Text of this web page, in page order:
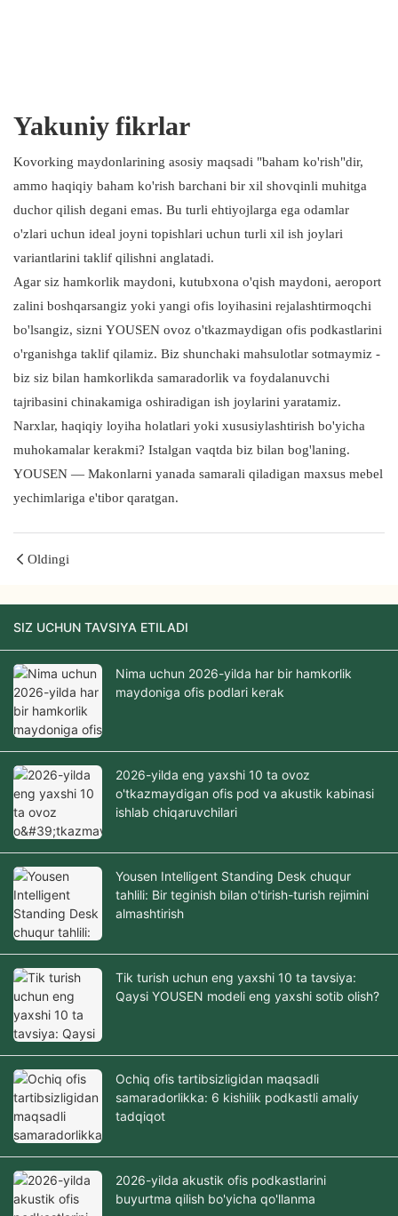
Yakuniy fikrlar
Kovorking maydonlarining asosiy maqsadi "baham ko'rish"dir,
ammo haqiqiy baham ko'rish barchani bir xil shovqinli muhitga
duchor qilish degani emas. Bu turli ehtiyojlarga ega odamlar
o'zlari uchun ideal joyni topishlari uchun turli xil ish joylari
variantlarini taklif qilishni anglatadi.
Agar siz hamkorlik maydoni, kutubxona o'qish maydoni, aeroport
zalini boshqarsangiz yoki yangi ofis loyihasini rejalashtirmoqchi
bo'lsangiz, sizni YOUSEN ovoz o'tkazmaydigan ofis podkastlarini
o'rganishga taklif qilamiz. Biz shunchaki mahsulotlar sotmaymiz -
biz siz bilan hamkorlikda samaradorlik va foydalanuvchi
tajribasini chinakamiga oshiradigan ish joylarini yaratamiz.
Narxlar, haqiqiy loyiha holatlari yoki xususiylashtirish bo'yicha
muhokamalar kerakmi? Istalgan vaqtda biz bilan bog'laning.
YOUSEN — Makonlarni yanada samarali qiladigan maxsus mebel
yechimlariga e'tibor qaratgan.
Oldingi
SIZ UCHUN TAVSIYA ETILADI
Nima uchun 2026-yilda har bir hamkorlik
maydoniga ofis podlari kerak
2026-yilda eng yaxshi 10 ta ovoz
o'tkazmaydigan ofis pod va akustik kabinasi
ishlab chiqaruvchilari
Yousen Intelligent Standing Desk chuqur
tahlili: Bir teginish bilan o'tirish-turish rejimini
almashtirish
Tik turish uchun eng yaxshi 10 ta tavsiya:
Qaysi YOUSEN modeli eng yaxshi sotib olish?
Ochiq ofis tartibsizligidan maqsadli
samaradorlikka: 6 kishilik podkastli amaliy
tadqiqot
2026-yilda akustik ofis podkastlarini
buyurtma qilish bo'yicha qo'llanma